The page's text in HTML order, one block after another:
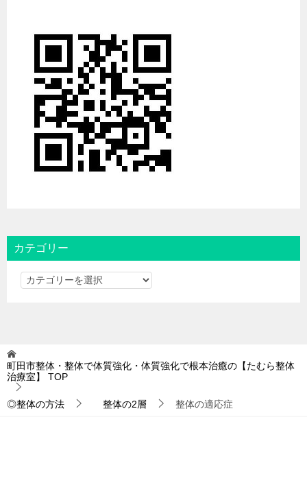
カテゴリー
カ
町田市整体・整体で体質強化・体質強化で根本治癒の【たむら整体
治療室】
TOP
◎整体の方法 整体の2層 整体の適応症